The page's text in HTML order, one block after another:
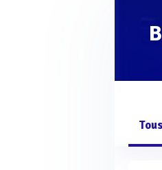
Tous